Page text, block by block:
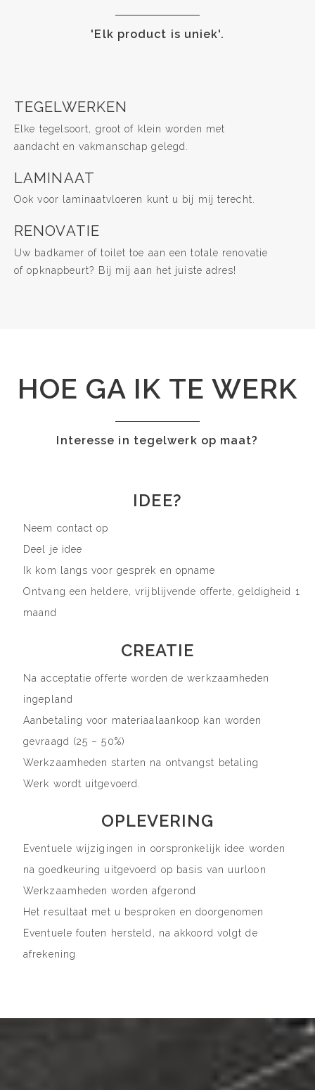
'Elk product is uniek'.
TEGELWERKEN
Elke tegelsoort, groot of klein worden met
aandacht en vakmanschap gelegd.
LAMINAAT
Ook voor laminaatvloeren kunt u bij mij terecht.
RENOVATIE
Uw badkamer of toilet toe aan een totale renovatie
of opknapbeurt? Bij mij aan het juiste adres!
HOE GA IK TE WERK
Interesse in tegelwerk op maat?
IDEE?
Neem contact op
Deel je idee
Ik kom langs voor gesprek en opname
Ontvang een heldere, vrijblijvende offerte, geldigheid 1
maand
CREATIE
Na acceptatie offerte worden de werkzaamheden
ingepland
Aanbetaling voor materiaalaankoop kan worden
gevraagd (25 – 50%)
Werkzaamheden starten na ontvangst betaling
Werk wordt uitgevoerd.
OPLEVERING
Eventuele wijzigingen in oorspronkelijk idee worden
na goedkeuring uitgevoerd op basis van uurloon
Werkzaamheden worden afgerond
Het resultaat met u besproken en doorgenomen
Eventuele fouten hersteld, na akkoord volgt de
afrekening